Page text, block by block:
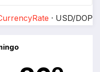
· USD/DOP